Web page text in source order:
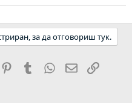
за да отговориш тук.
PinterestTumblr WhatsApp
EmailLink